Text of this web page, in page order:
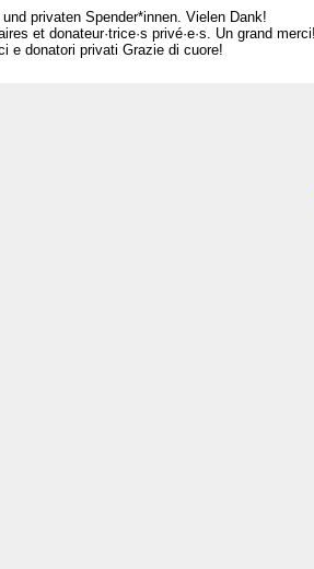
privaten Spender*innen. Vielen Dank!
et donateur·trice·s privé·e·s. Un grand merci!
e donatori privati Grazie di cuore!